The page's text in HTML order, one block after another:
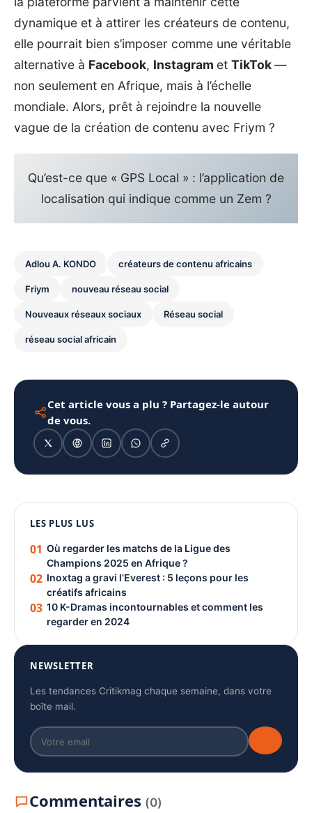
dynamique et à attirer les créateurs de contenu,
elle pourrait bien s’imposer comme une véritable
alternative à Facebook, Instagram et TikTok—
non seulement en Afrique, mais à l’échelle
mondiale. Alors, prêt à rejoindre la nouvelle
vague de la création de contenu avec Friym ?
Qu’est-ce que « GPS Local » : l’application de
localisation qui indique comme un Zem ?
Adlou A. KONDO créateurs de contenu africains
Friym nouveau réseau social
Nouveaux réseaux sociaux Réseau social
réseau social africain
Cet article vous a plu ? Partagez-le autour
de vous.
PUBLICITÉ
LES PLUS LUS
01 Où regarder les matchs de la Ligue des
Champions 2025 en Afrique ?
02 Inoxtag a gravi l’Everest : 5 leçons pour les
créatifs africains
03 10 K-Dramas incontournables et comment les
regarder en 2024
NEWSLETTER
Les tendances Critikmag chaque semaine, dans votre
boîte mail.
Commentaires (0)